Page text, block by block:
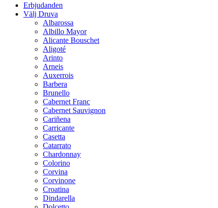
Erbjudanden
Välj Druva
Albarossa
Albillo Mayor
Alicante Bouschet
Aligoté
Arinto
Arneis
Auxerrois
Barbera
Brunello
Cabernet Franc
Cabernet Sauvignon
Cariñena
Carricante
Casetta
Catarrato
Chardonnay
Colorino
Corvina
Corvinone
Croatina
Dindarella